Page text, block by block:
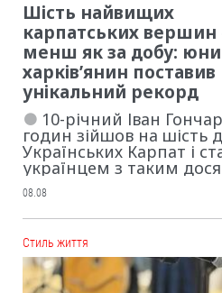
Шість найвищих
карпатських
менш як за добу:
харків’янин поставив
унікальний рекорд
10-річний Іван
годин зійшов на шість
Українських Карпат і
українцем з таким
08.08
Cтиль життя